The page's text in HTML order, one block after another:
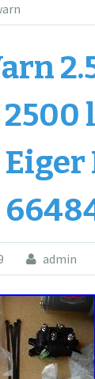
admin